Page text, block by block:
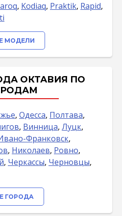
, Kodiaq, Praktik, Rapid,
МОДЕЛИ
ОКТАВИЯ ПО
, Одесса, Полтава,
, Винница, Луцк,
Франковск,
, Николаев, Ровно,
, Черкассы, Черновцы,
ГОРОДА